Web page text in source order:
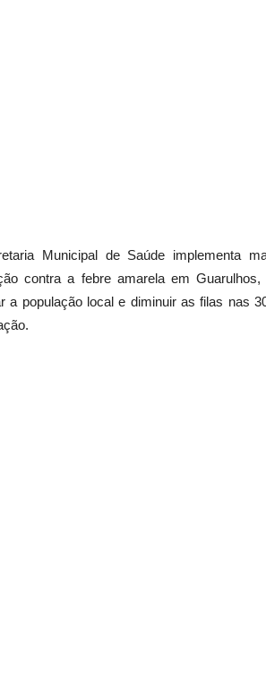
Municipal de Saúde implementa
contra a febre amarela em
a população local e diminuir as filas nas